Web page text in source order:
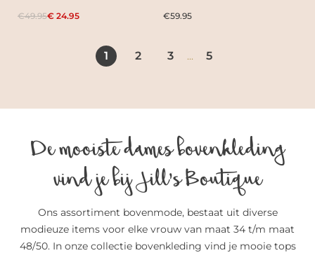
€49.95€ 24.95 €59.95
1 2 3 ... 5
De mooiste dames bovenkleding
vind je bij Jill’s Boutique
Ons assortiment bovenmode, bestaat uit diverse
modieuze items voor elke vrouw van maat 34 t/m maat
48/50. In onze collectie bovenkleding vind je mooie tops